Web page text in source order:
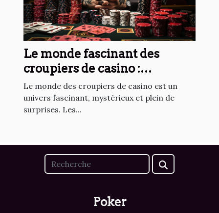
Le monde fascinant des
croupiers de casino :
découvrez leurs histoires
Le monde des croupiers de casino est un
univers fascinant, mystérieux et plein de
surprises. Les...
Poker